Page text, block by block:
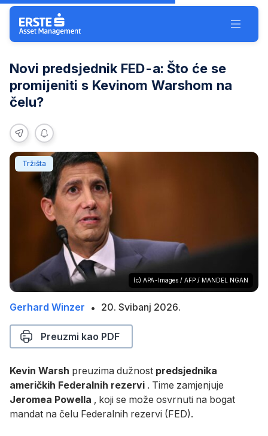
Preskoči navigaciju
Toggle
Novi predsjednik FED-a: Što će se
promijeniti s Kevinom Warshom na
čelu?
shareNotification
Kevin
Warsh,
nominee
testifies
during
a
Banking
Committee
on
his
nomination
on
Tržišta
(c) APA-Images / AFP / MANDEL NGAN
Gerhard Winzer • 20. Svibanj 2026.
Preuzmi kao PDF
Kevin Warsh preuzima dužnost predsjednika
američkih Federalnih rezervi . Time zamjenjuje
Jeromea Powella , koji se može osvrnuti na bogat
mandat na čelu Federalnih rezervi (FED).